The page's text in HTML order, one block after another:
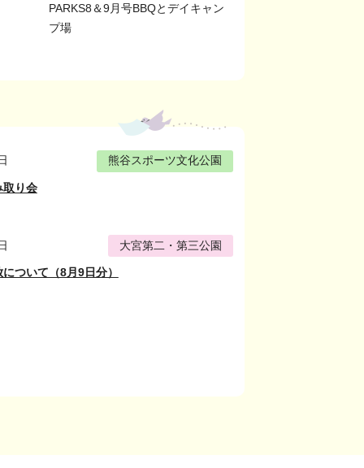
PARKS8＆9月号BBQとデイキャン
プ場
熊谷スポーツ文化公園
取り会
大宮第二・第三公園
ついて（8月9日分）